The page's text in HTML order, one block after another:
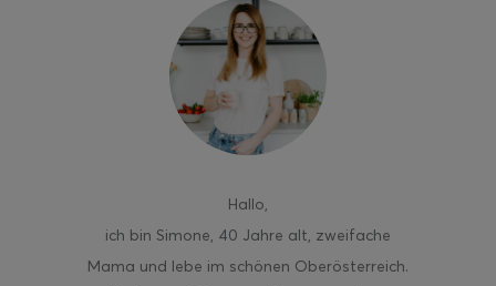
Hallo,
ich bin Simone, 40 Jahre alt, zweifache
Mama und lebe im schönen Oberösterreich.